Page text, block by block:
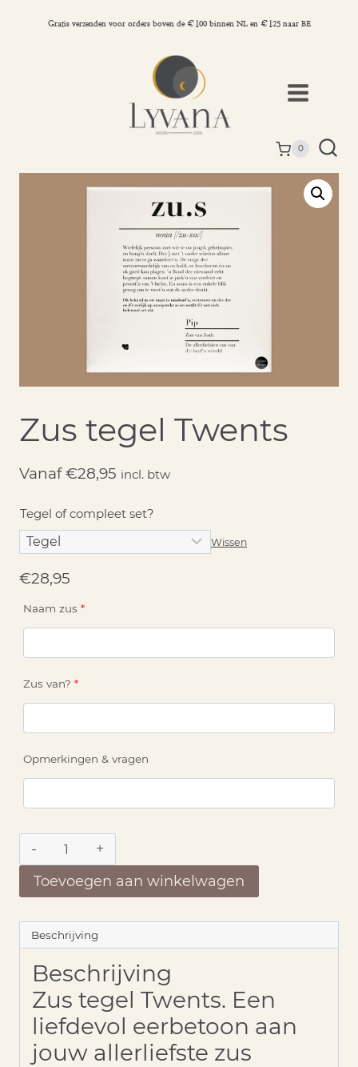
Gratis verzenden voor orders boven de €100 binnen NL en €125 naar BE
0
Zus tegel Twents
Vanaf €28,95 incl. btw
Tegel of compleet set?
Wissen
€28,95
Naam zus *
Zus van? *
Opmerkingen & vragen
Zus
tegel
Twents
aantal
Toevoegen aan winkelwagen
Beschrijving
Beschrijving
Zus tegel Twents. Een
liefdevol eerbetoon aan
jouw allerliefste zus